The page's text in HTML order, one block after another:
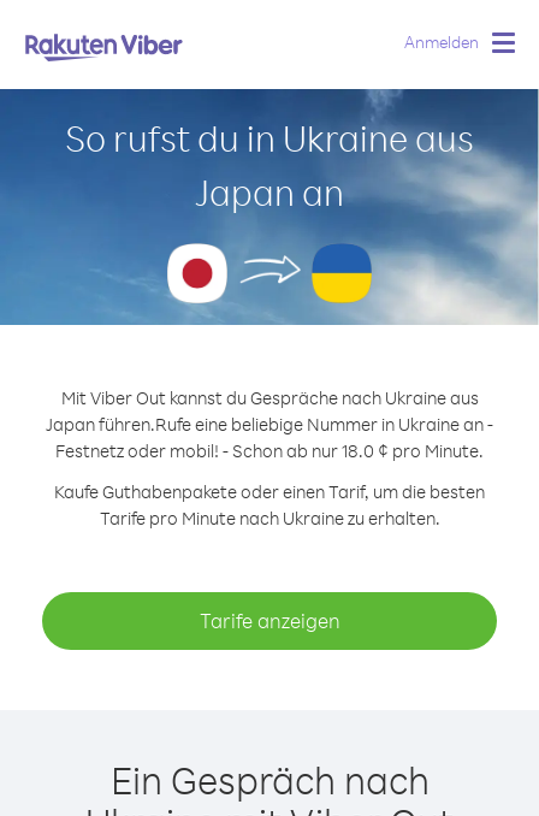
Anmelden
So rufst du in Ukraine aus
Japan an
Mit Viber Out kannst du Gespräche nach Ukraine aus
Japan führen.Rufe eine beliebige Nummer in Ukraine an -
Festnetz oder mobil! - Schon ab nur 18.0 ¢ pro Minute.
Kaufe Guthabenpakete oder einen Tarif, um die besten
Tarife pro Minute nach Ukraine zu erhalten.
Tarife anzeigen
Ein Gespräch nach